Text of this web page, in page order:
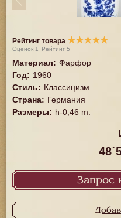
Рейтинг товара ★★★★★
Оценок 1 Рейтинг5
Материал: Фарфор
Год: 1960
Стиль: Классицизм
Страна: Германия
Размеры: h-0,46 m.
Запрос